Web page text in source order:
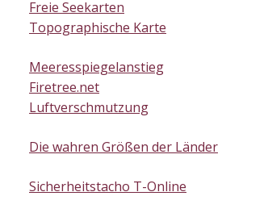
Freie Seekarten
Topographische Karte
Meeresspiegelanstieg
Firetree.net
Luftverschmutzung
Die wahren Größen der Länder
Sicherheitstacho T-Online